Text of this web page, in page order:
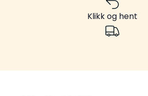
Klikk og hent